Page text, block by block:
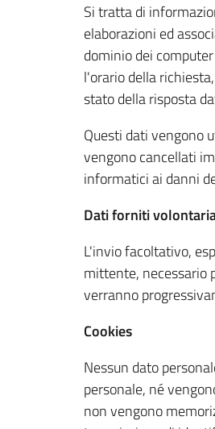
Si tratta di
elaborazioni ed
dominio dei
l'orario della
stato della risposta
Questi dati vengono
vengono cancellati
informatici ai danni
Dati forniti
L'invio facoltativo,
mittente, necessario
verranno
Cookies
Nessun dato
personale, né
non vengono